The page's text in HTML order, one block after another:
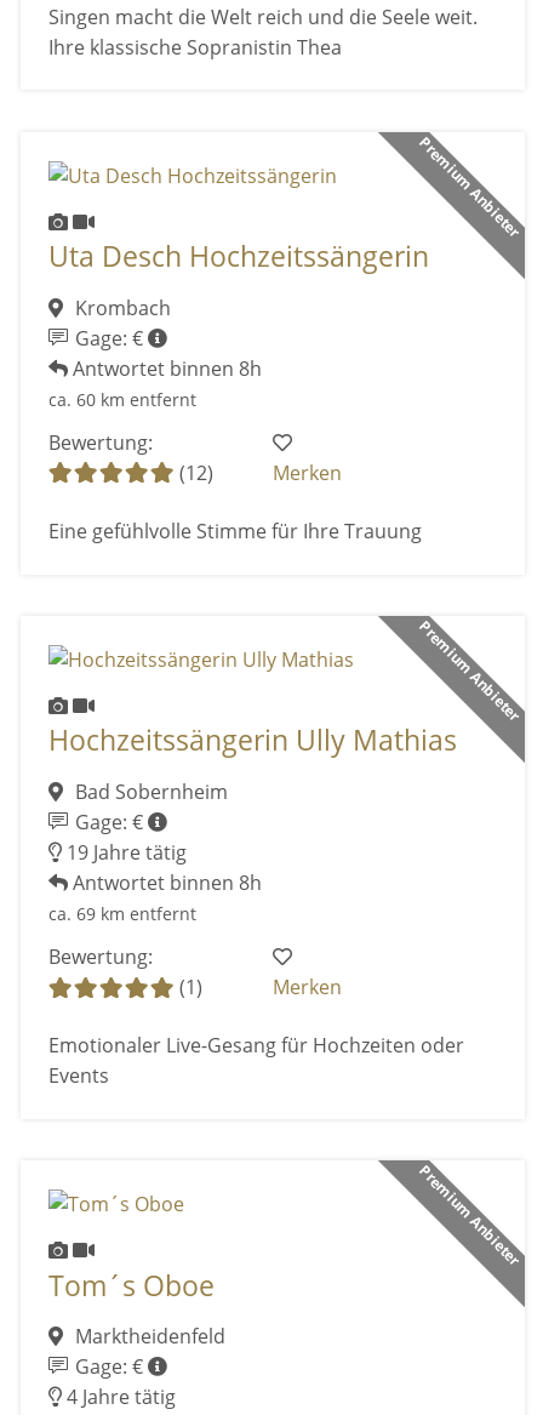
Singen macht die Welt reich und die Seele weit.
Ihre klassische Sopranistin Thea
Premium Anbieter
Uta Desch Hochzeitssängerin
Krombach
Gage: €
Antwortet binnen 8h
ca. 60 km entfernt
Bewertung:
(12)
Merken
Eine gefühlvolle Stimme für Ihre Trauung
Premium Anbieter
Hochzeitssängerin Ully Mathias
Bad Sobernheim
Gage: €
19 Jahre tätig
Antwortet binnen 8h
ca. 69 km entfernt
Bewertung:
(1)
Merken
Emotionaler Live-Gesang für Hochzeiten oder
Events
Premium Anbieter
Tom´s Oboe
Marktheidenfeld
Gage: €
4 Jahre tätig